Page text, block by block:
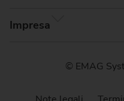
Impresa
© EMAG